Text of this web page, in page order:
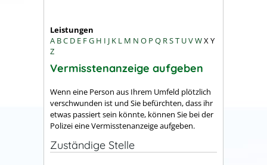
Leistungen
A BC D E FG H I J K L M N O P Q RST UVWXY
Z
Vermisstenanzeige aufgeben
Wenn eine Person aus Ihrem Umfeld plötzlich
verschwunden ist und Sie befürchten, dass ihr
etwas passiert sein könnte, können Sie bei der
Polizei eine Vermisstenanzeige aufgeben.
Zuständige Stelle